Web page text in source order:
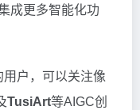
成更多智能化功
户，可以关注像
TusiArt等AIGC创